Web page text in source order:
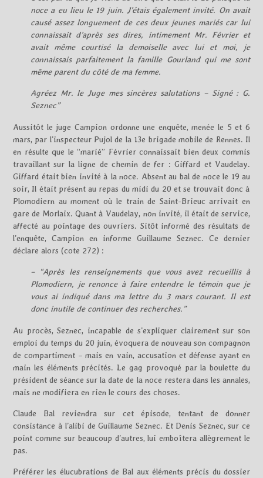
noce a eu lieu le 19 juin. J’étais également invité. On avait
causé assez longuement de ces deux jeunes mariés car lui
connaissait d’après ses dires, intimement Mr. Février et
avait même courtisé la demoiselle avec lui et moi, je
connaissais parfaitement la famille Gourland qui me sont
même parent du côté de ma femme.
Agréez Mr. le Juge mes sincères salutations – Signé : G.
Seznec”
Aussitôt le juge Campion ordonne une enquête, menée le 5 et 6
mars, par l’inspecteur Pujol de la 13e brigade mobile de Rennes. Il
en résulte que le “marié” Février connaissait bien deux commis
travaillant sur la ligne de chemin de fer : Giffard et Vaudelay.
Giffard était bien invité à la noce. Absent au bal de noce le 19 au
soir, Il était présent au repas du midi du 20 et se trouvait donc à
Plomodiern au moment où le train de Saint-Brieuc arrivait en
gare de Morlaix. Quant à Vaudelay, non invité, il était de service,
affecté au pointage des ouvriers. Sitôt informé des résultats de
l’enquête, Campion en informe Guillaume Seznec. Ce dernier
déclare alors (cote 272) :
– “Après les renseignements que vous avez recueillis à
Plomodiern, je renonce à faire entendre le témoin que je
vous ai indiqué dans ma lettre du 3 mars courant. Il est
donc inutile de continuer des recherches.”
Au procès, Seznec, incapable de s’expliquer clairement sur son
emploi du temps du 20 juin, évoquera de nouveau son compagnon
de compartiment – mais en vain, accusation et défense ayant en
main les éléments précités. Le gag provoqué par la boulette du
président de séance sur la date de la noce restera dans les annales,
mais ne modifiera en rien le cours des choses.
Claude Bal reviendra sur cet épisode, tentant de donner
consistance à l’alibi de Guillaume Seznec. Et Denis Seznec, sur ce
point comme sur beaucoup d’autres, lui emboîtera allègrement le
pas.
Préférer les élucubrations de Bal aux éléments précis du dossier